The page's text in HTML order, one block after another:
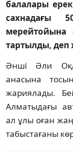
балалары
сахнадағы
тартылды, деп
Әнші Әли
анасына
жариялады.
Алматыдағы
ал ұлы оған
табыстағаны